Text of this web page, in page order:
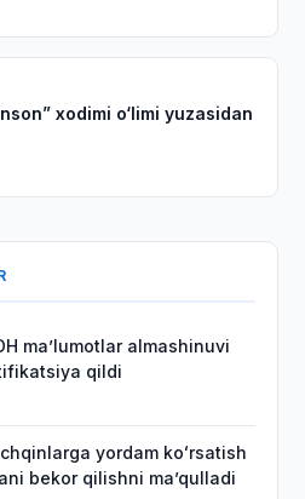
xodimi o‘limi yuzasidan
maʼlumotlar almashinuvi
qildi
yordam koʻrsatish
bekor qilishni maʼqulladi